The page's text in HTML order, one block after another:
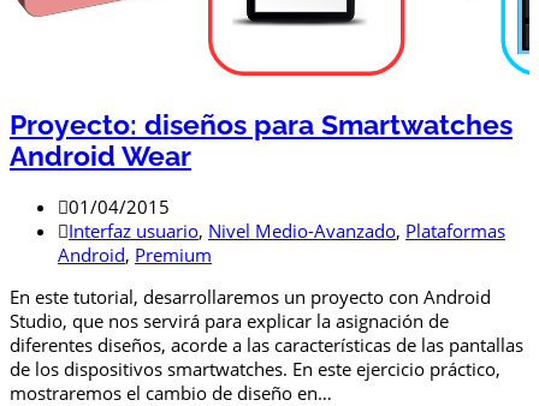
Proyecto: diseños para Smartwatches
Android Wear
01/04/2015
Interfaz usuario, Nivel Medio-Avanzado, Plataformas
Android, Premium
En este tutorial, desarrollaremos un proyecto con Android
Studio, que nos servirá para explicar la asignación de
diferentes diseños, acorde a las características de las pantallas
de los dispositivos smartwatches. En este ejercicio práctico,
mostraremos el cambio de diseño en…